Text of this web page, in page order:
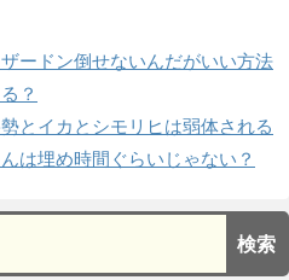
ザードン倒せないんだがいい方法
？
とイカとシモリヒは弱体される
は埋め時間ぐらいじゃない？